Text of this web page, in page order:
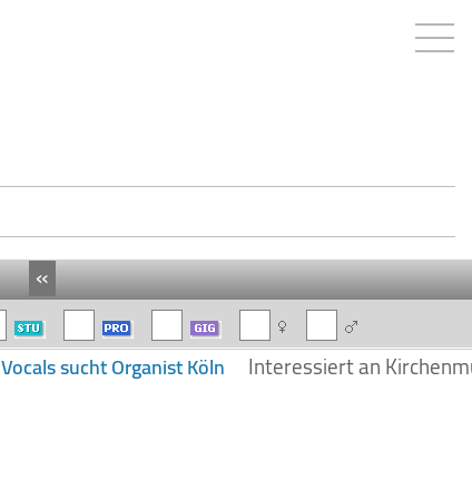
«
Vocals sucht Organist Köln Interessiert an